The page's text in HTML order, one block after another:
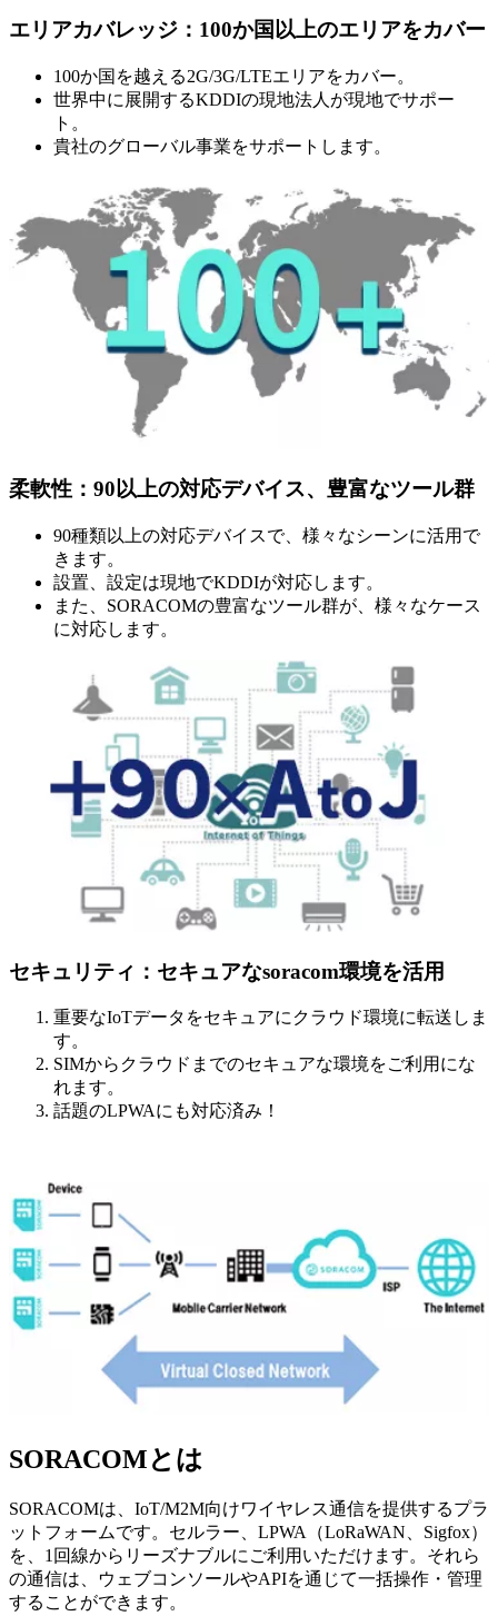
エリアカバレッジ：100か国以上のエリアをカバー
100か国を越える2G/3G/LTEエリアをカバー。
世界中に展開するKDDIの現地法人が現地でサポー
ト。
貴社のグローバル事業をサポートします。
柔軟性：90以上の対応デバイス、豊富なツール群
90種類以上の対応デバイスで、様々なシーンに活用で
きます。
設置、設定は現地でKDDIが対応します。
また、SORACOMの豊富なツール群が、様々なケース
に対応します。
セキュリティ：セキュアなsoracom環境を活用
重要なIoTデータをセキュアにクラウド環境に転送しま
す。
SIMからクラウドまでのセキュアな環境をご利用にな
れます。
話題のLPWAにも対応済み！
SORACOMとは
SORACOMは、IoT/M2M向けワイヤレス通信を提供するプラ
ットフォームです。セルラー、LPWA（LoRaWAN、Sigfox）
を、1回線からリーズナブルにご利用いただけます。それら
の通信は、ウェブコンソールやAPIを通じて一括操作・管理
することができます。